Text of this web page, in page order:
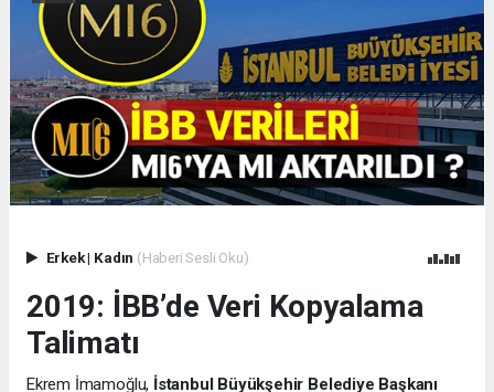
Erkek| Kadın (Haberi Sesli Oku)
2019: İBB’de Veri Kopyalama
Talimatı
Ekrem İmamoğlu, İstanbul Büyükşehir Belediye Başkanı